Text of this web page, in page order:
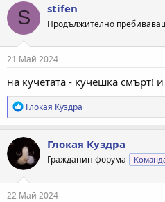
S stifen
Продължително
21 Май 2024
на кучетата - кучешка смърт!
Р
е
а
к
ц
и
и
:
Глокая Куздра
Глокая Куздра
Гражданин форума
22 Май 2024